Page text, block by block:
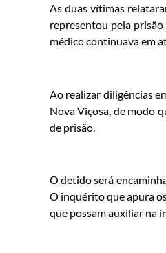
As duas vítimas
representou pela
médico continuava em
Ao realizar diligências
Nova Viçosa, de modo
de prisão.
O detido será
O inquérito que apura
que possam auxiliar na